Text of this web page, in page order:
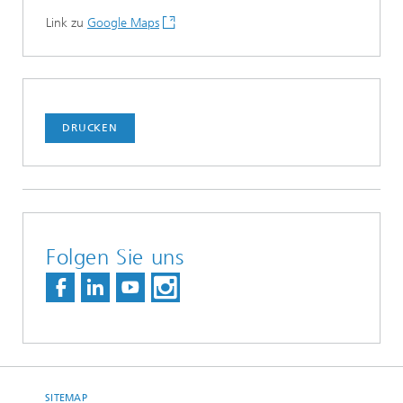
Link zu Google Maps
DRUCKEN
Folgen Sie uns
SITEMAP